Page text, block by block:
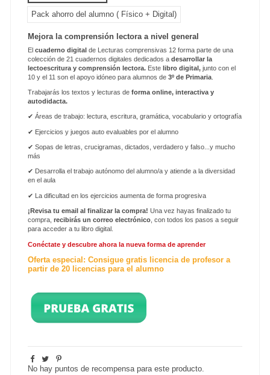
Pack ahorro del alumno ( Físico + Digital)
Mejora la comprensión lectora a nivel general
Elcuaderno digital de Lecturas comprensivas 12 forma parte de una
colección de 21 cuadernos digitales dedicados a desarrollar la
lectoescritura y comprensión lectora. Este libro digital, junto con el
10 y el 11 son el apoyo idóneo para alumnos de3º de Primaria
Trabajarás los textos y lecturas de forma online, interactiva y
autodidacta.
✔ Áreas de trabajo: lectura, escritura, gramática, vocabulario y ortografía
✔ Ejercicios y juegos auto evaluables por el alumno
✔ Sopas de letras, crucigramas, dictados, verdadero y falso...y mucho
más
✔ Desarrolla el trabajo autónomo del alumno/a y atiende a la diversidad
en el aula
✔ La dificultad en los ejercicios aumenta de forma progresiva
¡Revisa tu email al finalizar la compra! Una vez hayas finalizado tu
compra,recibirás un correo electrónico , con todos los pasos a seguir
para acceder a tu libro digital.
Conéctate y descubre ahora la nueva forma de aprender
Oferta especial: Consigue gratis licencia de profesor a
partir de 20 licencias para el alumno
No hay puntos de recompensa para este producto.